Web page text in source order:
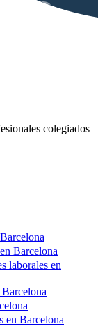
colegiados
Barcelona
laborales en
en Barcelona